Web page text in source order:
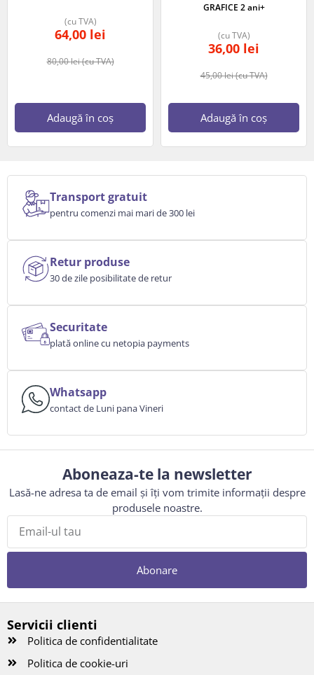
80,00lei(cu TVA)
64,00 lei
(cu TVA)
Adaugă în coș
GRAFICE 2 ani+
45,00lei(cu TVA)
36,00 lei
(cu TVA)
Adaugă în coș
Transport gratuit
pentru comenzi mai mari de 300 lei
Retur produse
30 de zile posibilitate de retur
Securitate
plată online cu netopia payments
Whatsapp
contact de Luni pana Vineri
Aboneaza-te la newsletter
Lasă-ne adresa ta de email și îți vom trimite informații despre
produsele noastre.
Abonare
Servicii clienti
Politica de confidentialitate
Politica de cookie-uri